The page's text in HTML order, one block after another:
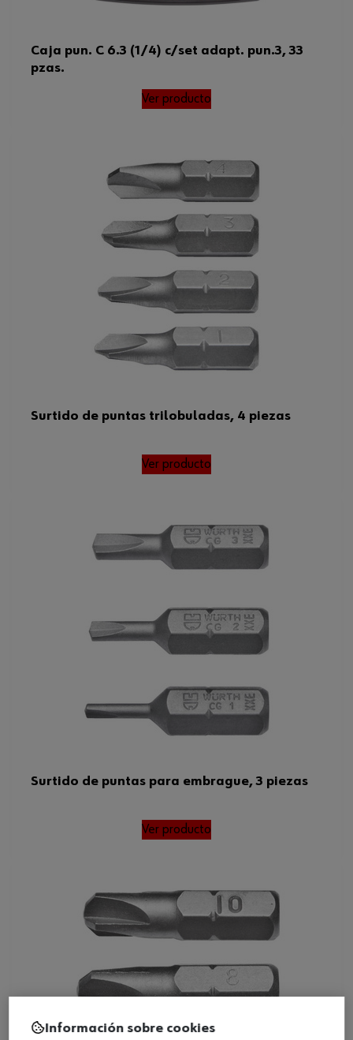
Caja pun. C 6.3 (1/4) c/set adapt. pun.3, 33
pzas.
Ver producto
Surtido de puntas trilobuladas, 4 piezas
Ver producto
Surtido de puntas para embrague, 3 piezas
Ver producto
Información sobre cookies